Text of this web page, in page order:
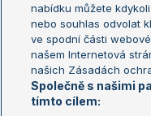
Aktualní trendy
Fotbalové přestupy
Livesport Daily
LS Prague Open
nabídku můžete
nebo souhlas odvolat
ve spodní části
našem Internetová
našich Zásadách
Společně s našimi
tímto cílem: